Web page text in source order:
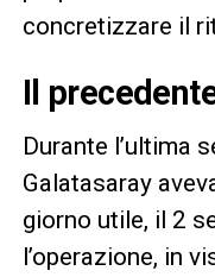
concretizzare il
Il
Durante l’ultima
Galatasaray
giorno utile, il 2
l’operazione, in